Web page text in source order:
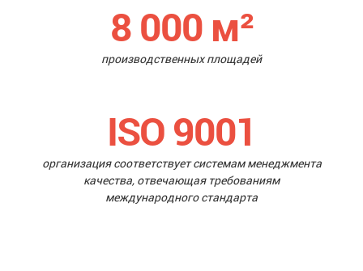
8 000 м²
производственных площадей
ISO 9001
организация соответствует системам менеджмента
качества, отвечающая требованиям
международного стандарта